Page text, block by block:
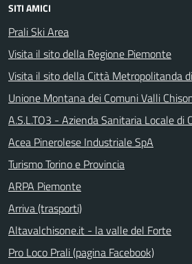
SITI AMICI
Prali Ski Area
Visita il sito della Regione Piemonte
Visita il sito della Città Metropolitanda
Unione Montana dei Comuni Valli
A.S.L.TO3 - Azienda Sanitaria Locale di
Acea Pinerolese Industriale SpA
Turismo Torino e Provincia
ARPA Piemonte
Arriva (trasporti)
Altavalchisone.it - la valle del Forte
Pro Loco Prali (pagina Facebook)